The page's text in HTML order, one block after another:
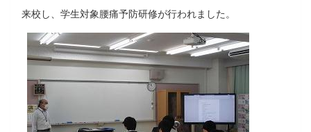
来校し、学生対象腰痛予防研修が行われました。